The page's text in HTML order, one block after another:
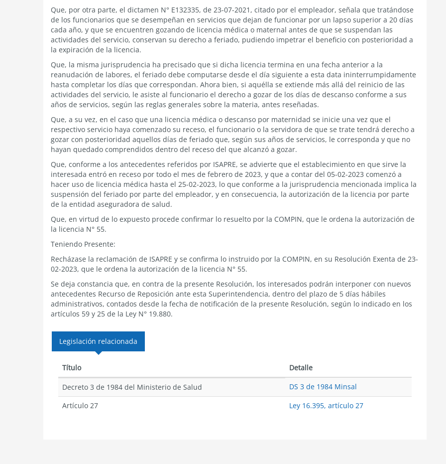
Que, por otra parte, el dictamen N° E132335, de 23-07-2021, citado por el empleador, señala que tratándose
de los funcionarios que se desempeñan en servicios que dejan de funcionar por un lapso superior a 20 días
cada año, y que se encuentren gozando de licencia médica o maternal antes de que se suspendan las
actividades del servicio, conservan su derecho a feriado, pudiendo impetrar el beneficio con posterioridad a
la expiración de la licencia.
Que, la misma jurisprudencia ha precisado que si dicha licencia termina en una fecha anterior a la
reanudación de labores, el feriado debe computarse desde el día siguiente a esta data ininterrumpidamente
hasta completar los días que correspondan. Ahora bien, si aquélla se extiende más allá del reinicio de las
actividades del servicio, le asiste al funcionario el derecho a gozar de los días de descanso conforme a sus
años de servicios, según las reglas generales sobre la materia, antes reseñadas.
Que, a su vez, en el caso que una licencia médica o descanso por maternidad se inicie una vez que el
respectivo servicio haya comenzado su receso, el funcionario o la servidora de que se trate tendrá derecho a
gozar con posterioridad aquellos días de feriado que, según sus años de servicios, le corresponda y que no
hayan quedado comprendidos dentro del receso del que alcanzó a gozar.
Que, conforme a los antecedentes referidos por ISAPRE, se advierte que el establecimiento en que sirve la
interesada entró en receso por todo el mes de febrero de 2023, y que a contar del 05-02-2023 comenzó a
hacer uso de licencia médica hasta el 25-02-2023, lo que conforme a la jurisprudencia mencionada implica la
suspensión del feriado por parte del empleador, y en consecuencia, la autorización de la licencia por parte
de la entidad aseguradora de salud.
Que, en virtud de lo expuesto procede confirmar lo resuelto por la COMPIN, que le ordena la autorización de
la licencia N° 55.
Teniendo Presente:
Recházase la reclamación de ISAPRE y se confirma lo instruido por la COMPIN, en su Resolución Exenta de 23-
02-2023, que le ordena la autorización de la licencia N° 55.
Se deja constancia que, en contra de la presente Resolución, los interesados podrán interponer con nuevos
antecedentes Recurso de Reposición ante esta Superintendencia, dentro del plazo de 5 días hábiles
administrativos, contados desde la fecha de notificación de la presente Resolución, según lo indicado en los
artículos 59 y 25 de la Ley N° 19.880.
Legislación relacionada
Título Detalle
Decreto 3 de 1984 del Ministerio de Salud
DS 3 de 1984 Minsal
Artículo 27
Ley 16.395, artículo 27